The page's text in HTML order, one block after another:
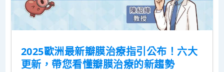
2025歐洲最新瓣膜治療指引公布！六大
更新，帶您看懂瓣膜治療的新趨勢